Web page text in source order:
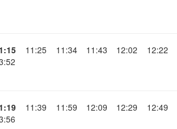
11:25 11:34 11:43 12:02 12:22
11:39 11:59 12:09 12:29 12:49